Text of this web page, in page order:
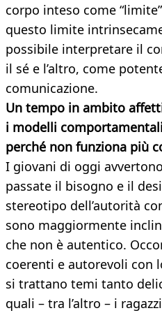
corpo inteso come
questo limite
possibile interpretare il
il sé e l’altro, come
comunicazione.
Un tempo in ambito
i modelli
perché non funziona più
I giovani di oggi
passate il bisogno e il
stereotipo dell’autorità
sono maggiormente
che non è autentico.
coerenti e autorevoli con
si trattano temi tanto
quali – tra l’altro – i